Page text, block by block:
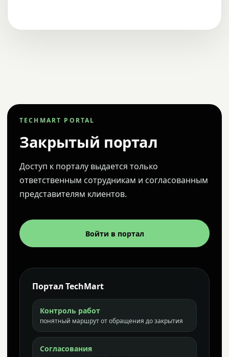
TECHMART PORTAL
Закрытый портал
Доступ к порталу выдается только
ответственным сотрудникам и согласованным
представителям клиентов.
Войти в портал
Портал TechMart
Контроль работ
понятный маршрут от обращения до закрытия
Согласования